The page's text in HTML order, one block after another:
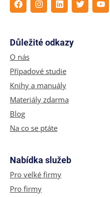
Důležité odkazy
O nás
Případové studie
Knihy a manuály
Materiály zdarma
Blog
Na co se ptáte
Nabídka služeb
Pro velké firmy
Pro firmy